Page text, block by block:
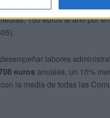
de Ceuta, con252
150 euros al año por
labores
euros anuales, un 10%
con la media de todas las